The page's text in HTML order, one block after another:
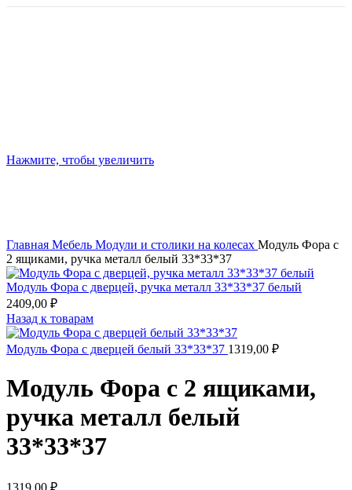
Нажмите, чтобы увеличить
Главная Мебель Модули и столики на колесах Модуль Фора с
2 ящиками, ручка металл белый 33*33*37
Модуль Фора с дверцей, ручка металл 33*33*37 белый
2409,00 ₽
Назад к товарам
Модуль Фора с дверцей белый 33*33*37 1319,00 ₽
Модуль Фора с 2 ящиками,
ручка металл белый
33*33*37
1319,00 ₽